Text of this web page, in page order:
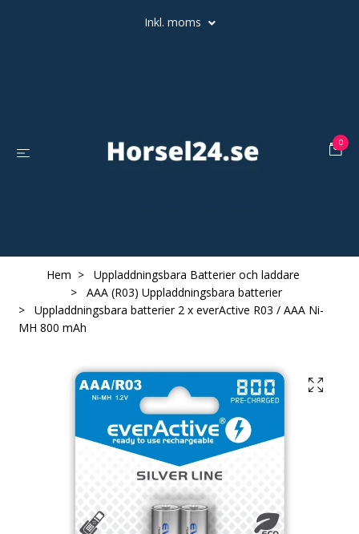
Inkl. moms
0
Hem
Uppladdningsbara Batterier och laddare
AAA (R03) Uppladdningsbara batterier
Uppladdningsbara batterier 2 x everActive R03 / AAA Ni-
MH 800 mAh